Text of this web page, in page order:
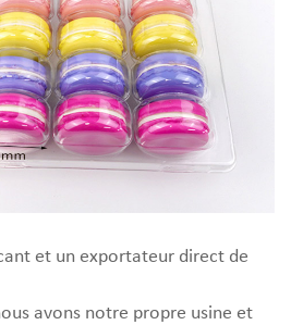
et un exportateur direct de
avons notre propre usine et